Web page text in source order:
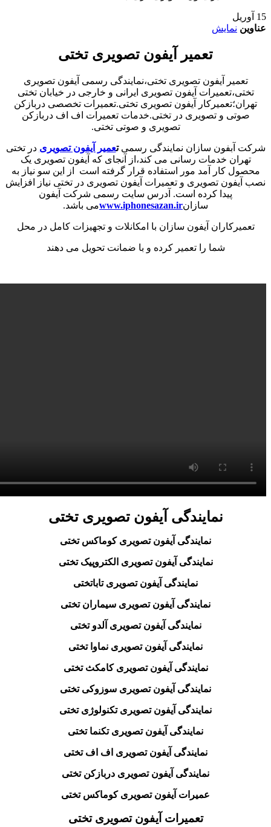
15 آوریل
عناوین نمایش
تعمیر آیفون تصویری تختی
تعمیر آیفون تصویری تختی،نمایندگی رسمی آیفون تصویری
تختی،تعمیرات آیفون تصویری ایرانی و خارجی در خیابان تختی
تهران؛تعمیرکار آیفون تصویری تختی.تعمیرات تخصصی دربازکن
صوتی و تصویری در تختی.خدمات تعمیرات اف اف دربازکن
تصویری و صوتی تختی.
شرکت آبفون سازان نمایندگی رسمیتعمیر آیفون تصویری در تختی
تهران خدمات رسانی می کند،از آنجای که آیفون تصویری یک
محصول کار آمد مور استفاده قرار گرفته است از این سو نیاز به
نصب آیفون تصویری و تعمیرات آیفون تصویری در تختی نیاز افزایش
پیدا کرده است. آدرس سایت رسمی شرکت آیفون
سازانwww.iphonesazan.irمی باشد.
تعمیرکاران آیفون سازان با امکانلات و تجهیزات کامل در محل
شما را تعمیر کرده و با ضمانت تحویل می دهند
نمایندگی آیفون تصویری تختی
نمایندگی آیفون تصویری کوماکس تختی
نمایندگی آیفون تصویری الکتروپیک تختی
نمایندگی آیفون تصویری تاباتختی
نمایندگی آیفون تصویری سیماران تختی
نمایندگی آیفون تصویری آلدو تختی
نمایندگی آیفون تصویری نماوا تختی
نمایندگی آیفون تصویری کامکث تختی
نمایندگی آیفون تصویری سوزوکی تختی
نمایندگی آیفون تصویری تکنولوژی تختی
نمایندگی آیفون تصویری تکنما تختی
نمایندگی آیفون تصویری اف اف تختی
نمایندگی آیفون تصویری دربازکن تختی
عمیرات آیفون تصویری کوماکس تختی
تعمیرات آیفون تصویری تختی